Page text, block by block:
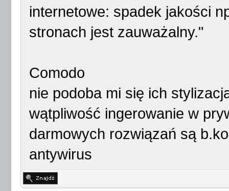
internetowe: spadek jakości
stronach jest zauważalny."
Comodo
nie podoba mi się ich
wątpliwość ingerowanie w
darmowych rozwiązań są
antywirus